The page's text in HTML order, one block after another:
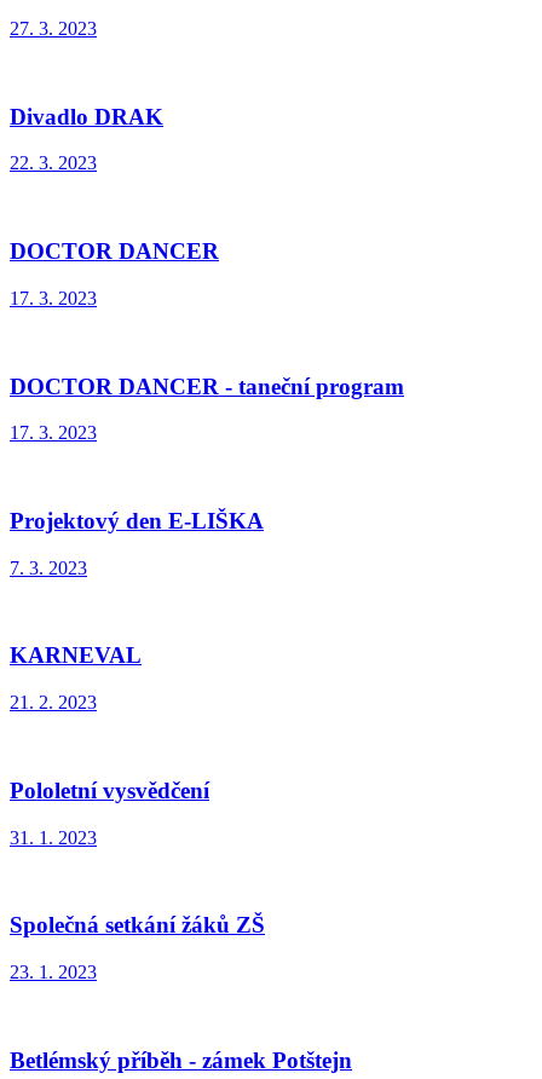
27. 3. 2023
Divadlo DRAK
22. 3. 2023
DOCTOR DANCER
17. 3. 2023
DOCTOR DANCER - taneční program
17. 3. 2023
Projektový den E-LIŠKA
7. 3. 2023
KARNEVAL
21. 2. 2023
Pololetní vysvědčení
31. 1. 2023
Společná setkání žáků ZŠ
23. 1. 2023
Betlémský příběh - zámek Potštejn